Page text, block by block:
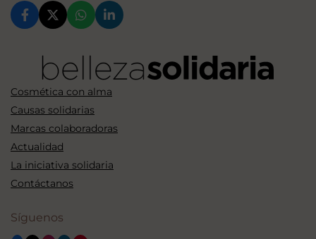
Cosmética con alma
Causas solidarias
Marcas colaboradoras
Actualidad
La iniciativa solidaria
Contáctanos
Síguenos